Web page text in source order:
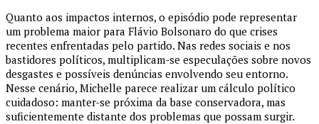
Quanto aos impactos internos, o episódio pode representar
um problema maior para Flávio Bolsonaro do que crises
recentes enfrentadas pelo partido. Nas redes sociais e nos
bastidores políticos, multiplicam-se especulações sobre novos
desgastes e possíveis denúncias envolvendo seu entorno.
Nesse cenário, Michelle parece realizar um cálculo político
cuidadoso: manter-se próxima da base conservadora, mas
suficientemente distante dos problemas que possam surgir.